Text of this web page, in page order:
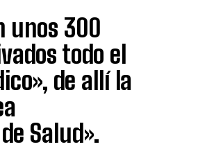
unos 300
todo el
de allí la
Salud».